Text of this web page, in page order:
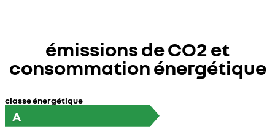
émissions de CO2 et
consommation énergétique
classe énergétique
A